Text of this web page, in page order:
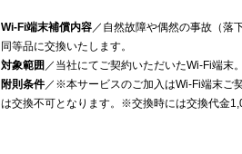
Wi-Fi端末補償内容／自然故障や偶然の事故（落
同等品に交換いたします。
対象範囲 ／当社にてご契約いただいたWi-Fi端末。
附則条件／※本サービスのご加入はWi-Fi端末ご
は交換不可となります。※交換時には交換代金